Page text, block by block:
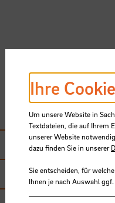
Ihre
Um unsere Website in
Textdateien, die auf Ihrem
unserer Website
dazu finden Sie in unserer
Sie entscheiden, für
Ihnen je nach Auswahl